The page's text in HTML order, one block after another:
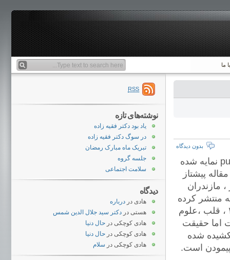
ما
بدون دیدگاه
در طول ۶ ماه گذشته ۳۳ مقاله مربوط به Sulfur mustard در pubmed نمایه شده
سهم محقین ایرانی ۱۵ مقاله بوده است. مرکز بقیه اله با ۵ مقاله پیشتاز
است : لبافی نژاد ۴ ،مشهد ۲ وتبریز ، مازندران
و مرکز تحقیقاتی خودمان هم هر کدام ۱ مقاله منتشر کرده
اند. بر اساس رشته نیز چشم با ۶ مقاله پیشتاز است.ریه ۴ ، پوست ۲ ، قلب ،علوم
اما حقیقت
شده
است.
RSS
نوشته‌های تازه
یاد بود دکتر فقیه زاده
در سوگ دکتر فقیه زاده
تبریک ماه مبارک رمضان
جلسه گروه
سلامت اجتماعی
دیدگاه
هادی در درباره
هستی در دکتر سید جلال الدین شمس
هادی کوچکی در حال دنیا
هادی کوچکی در حال دنیا
هادی کوچکی در سلام